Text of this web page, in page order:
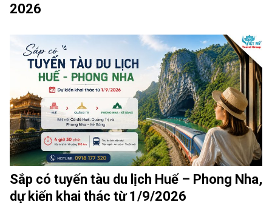
2026
Sắp có tuyến tàu du lịch Huế – Phong Nha,
dự kiến khai thác từ 1/9/2026